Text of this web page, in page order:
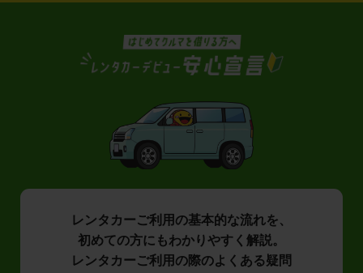
レンタカーご利用の基本的な流れを、
初めての方にもわかりやすく解説。
レンタカーご利用の際のよくある疑問